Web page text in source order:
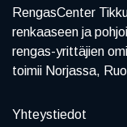
RengasCenter
renkaaseen ja
rengas-yrittäjien
toimii Norjassa,
Yhteystiedot